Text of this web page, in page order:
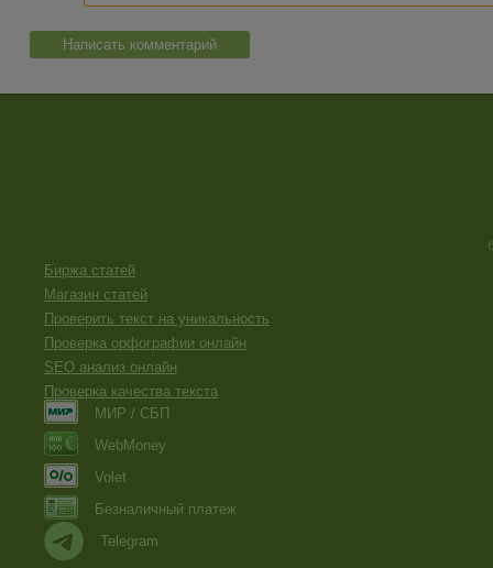
Написать комментарий
Биржа статей
Магазин статей
Проверить текст на уникальность
Проверка орфографии онлайн
SEO анализ онлайн
Проверка качества текста
МИР / СБП
WebMoney
Volet
Безналичный платеж
Telegram